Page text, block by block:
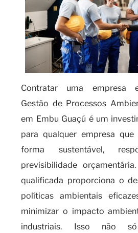
Contratar uma empresa
Gestão de Processos
em Embu Guaçú é um
para qualquer empresa
forma sustentável,
previsibilidade
qualificada proporciona o
políticas ambientais
minimizar o impacto
industriais. Isso não